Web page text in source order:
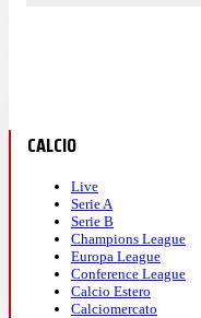
CALCIO
Live
Serie A
Serie B
Champions League
Europa League
Conference League
Calcio Estero
Calciomercato